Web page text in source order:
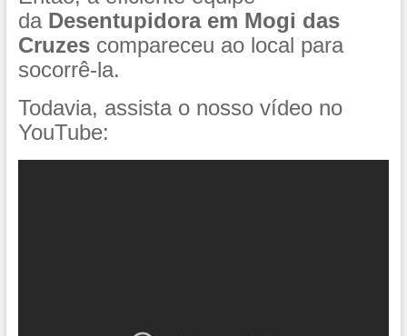
da Desentupidora em Mogi das
Cruzescompareceu ao local para
socorrê-la.
Todavia, assista o nosso vídeo no
YouTube: